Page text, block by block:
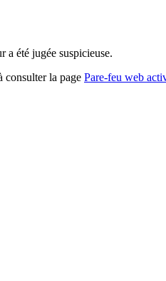
a été jugée suspicieuse.
consulter la page Pare-feu web